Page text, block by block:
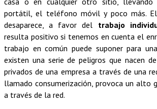
portátil, el teléfono móvil y poco más.
desaparece, a favor del trabajo
resulta positivo si tenemos en cuenta el
trabajo en común puede suponer para
existen una serie de peligros que nacen
privados de una empresa a través de una
llamado consumerización, provoca un alto
a través de la red.